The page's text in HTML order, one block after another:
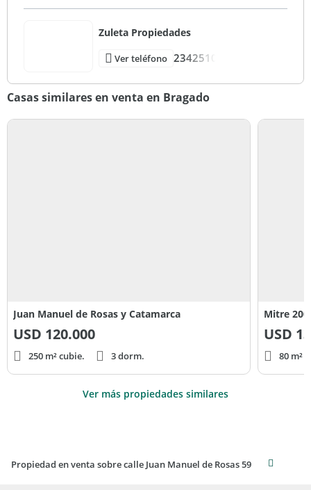
Zuleta Propiedades
Ver teléfono 2342510
Casas similares en venta en Bragado
Juan Manuel de Rosas y Catamarca
USD 120.000
250 m² cubie. 3 dorm.
Mitre 200
USD
80 m²
Ver más propiedades similares
Propiedad en venta sobre calle Juan Manuel de Rosas 59